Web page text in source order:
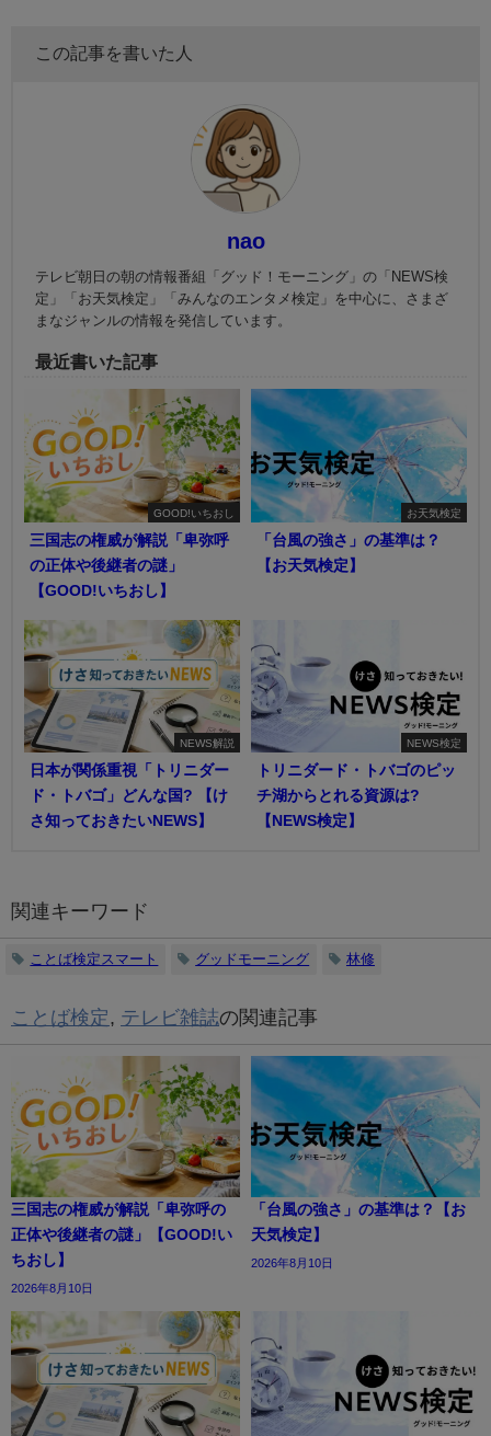
この記事を書いた人
nao
テレビ朝日の朝の情報番組「グッド！モーニング」の「NEWS検
定」「お天気検定」「みんなのエンタメ検定」を中心に、さまざ
まなジャンルの情報を発信しています。
最近書いた記事
GOOD!いちおし
三国志の権威が解説「卑弥呼
の正体や後継者の謎」
【GOOD!いちおし】
お天気検定
「台風の強さ」の基準は？
【お天気検定】
NEWS解説
日本が関係重視「トリニダー
ド・トバゴ」どんな国? 【け
さ知っておきたいNEWS】
NEWS検定
トリニダード・トバゴのピッ
チ湖からとれる資源は?
【NEWS検定】
関連キーワード
ことば検定スマート グッドモーニング 林修
ことば検定, テレビ雑誌の関連記事
三国志の権威が解説「卑弥呼の
正体や後継者の謎」【GOOD!い
ちおし】
2026年8月10日
「台風の強さ」の基準は？【お
天気検定】
2026年8月10日